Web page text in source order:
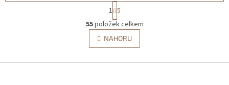
O
v
l
á
S
t
r
á
n
k
v
1 5
55položek celkem
NAHORU